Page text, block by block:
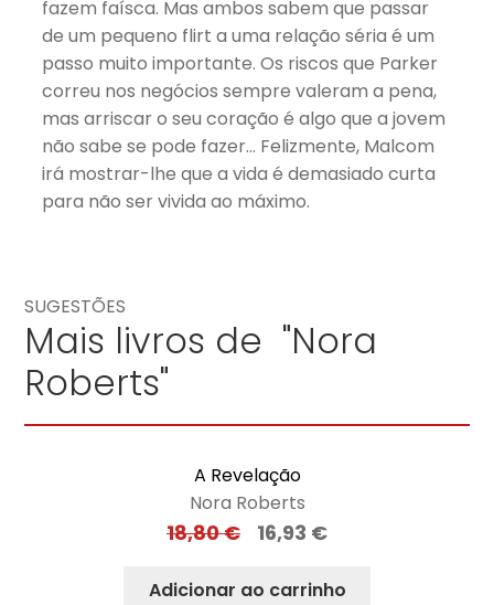
fazem faísca. Mas ambos sabem que passar
de um pequeno flirt a uma relação séria é um
passo muito importante. Os riscos que Parker
correu nos negócios sempre valeram a pena,
mas arriscar o seu coração é algo que a jovem
não sabe se pode fazer… Felizmente, Malcom
irá mostrar-lhe que a vida é demasiado curta
para não ser vivida ao máximo.
SUGESTÕES
Mais livros de "Nora
Roberts"
A Revelação
Nora Roberts
18,80€ 16,93 €
Adicionar ao carrinho